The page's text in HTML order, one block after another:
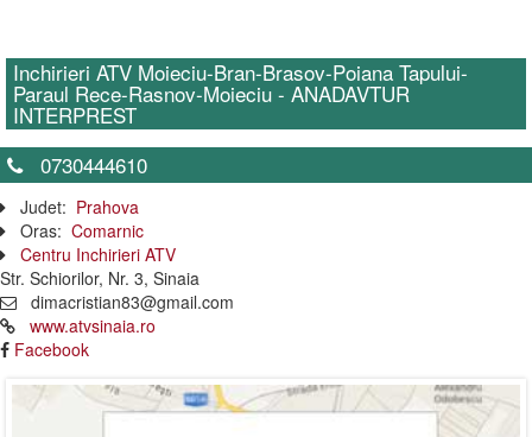
Inchirieri ATV Moieciu-Bran-Brasov-Poiana Tapului-
Paraul Rece-Rasnov-Moieciu - ANADAVTUR
INTERPREST
0730444610
Judet: Prahova
Oras: Comarnic
Centru Inchirieri ATV
Str. Schiorilor, Nr. 3, Sinaia
dimacristian83@gmail.com
www.atvsinaia.ro
Facebook